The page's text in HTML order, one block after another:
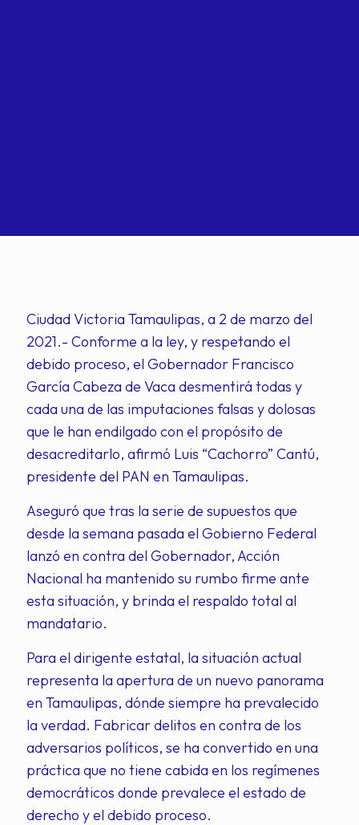
Ciudad Victoria Tamaulipas, a 2 de marzo del
2021.- Conforme a la ley, y respetando el
debido proceso, el Gobernador Francisco
García Cabeza de Vaca desmentirá todas y
cada una de las imputaciones falsas y dolosas
que le han endilgado con el propósito de
desacreditarlo, afirmó Luis “Cachorro” Cantú,
presidente del PAN en Tamaulipas.
Aseguró que tras la serie de supuestos que
desde la semana pasada el Gobierno Federal
lanzó en contra del Gobernador, Acción
Nacional ha mantenido su rumbo firme ante
esta situación, y brinda el respaldo total al
mandatario.
Para el dirigente estatal, la situación actual
representa la apertura de un nuevo panorama
en Tamaulipas, dónde siempre ha prevalecido
la verdad. Fabricar delitos en contra de los
adversarios políticos, se ha convertido en una
práctica que no tiene cabida en los regímenes
democráticos donde prevalece el estado de
derecho y el debido proceso.